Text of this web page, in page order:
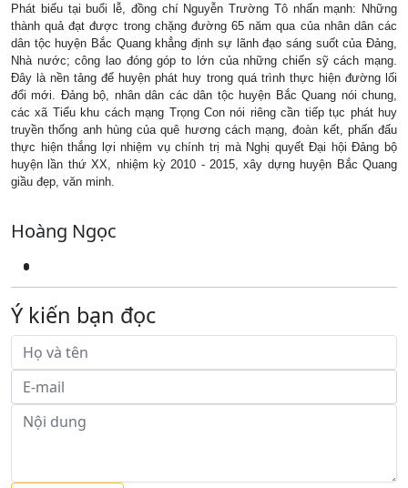
Phát biểu tại buổi lễ, đồng chí Nguyễn Trường Tô nhấn mạnh: Những
thành quả đạt được trong chặng đường 65 năm qua của nhân dân các
dân tộc huyện Bắc Quang khẳng định sự lãnh đạo sáng suốt của Đảng,
Nhà nước; công lao đóng góp to lớn của những chiến sỹ cách mạng.
Đây là nền tảng để huyện phát huy trong quá trình thực hiện đường lối
đổi mới. Đảng bộ, nhân dân các dân tộc huyện Bắc Quang nói chung,
các xã Tiểu khu cách mạng Trọng Con nói riêng cần tiếp tục phát huy
truyền thống anh hùng của quê hương cách mạng, đoàn kết, phấn đấu
thực hiện thắng lợi nhiệm vụ chính trị mà Nghị quyết Đại hội Đảng bộ
huyện lần thứ XX, nhiệm kỳ 2010 - 2015, xây dựng huyện Bắc Quang
giầu đẹp, văn minh.
Hoàng Ngọc
Ý kiến bạn đọc